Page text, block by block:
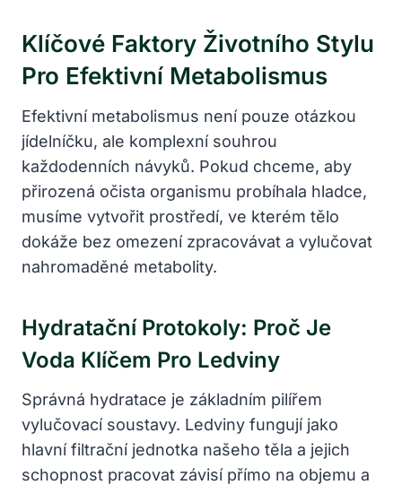
Klíčové Faktory Životního Stylu
Pro Efektivní Metabolismus
Efektivní metabolismus není pouze otázkou
jídelníčku, ale komplexní souhrou
každodenních návyků. Pokud chceme, aby
přirozená očista organismu probíhala hladce,
musíme vytvořit prostředí, ve kterém tělo
dokáže bez omezení zpracovávat a vylučovat
nahromaděné metabolity.
Hydratační Protokoly: Proč Je
Voda Klíčem Pro Ledviny
Správná hydratace je základním pilířem
vylučovací soustavy. Ledviny fungují jako
hlavní filtrační jednotka našeho těla a jejich
schopnost pracovat závisí přímo na objemu a